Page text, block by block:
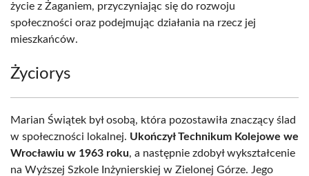
życie z Żaganiem, przyczyniając się do rozwoju
społeczności oraz podejmując działania na rzecz jej
mieszkańców.
Życiorys
Marian Świątek był osobą, która pozostawiła znaczący ślad
w społeczności lokalnej. Ukończył Technikum Kolejowe we
Wrocławiu w 1963 roku, a następnie zdobył wykształcenie
na Wyższej Szkole Inżynierskiej w Zielonej Górze. Jego